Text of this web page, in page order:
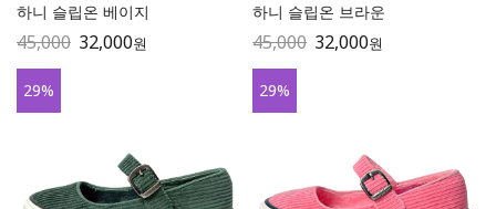
하니 슬립온 베이지
45,000 32,000원
하니 슬립온 브라운
45,000 32,000원
29% 29%